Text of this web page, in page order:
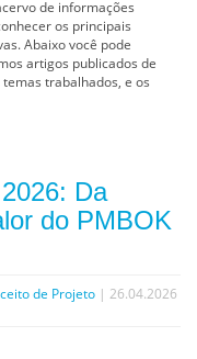
de informações
os principais
Abaixo você pode
artigos publicados de
trabalhados, e os
Da
do PMBOK
de Projeto | 26.04.2026